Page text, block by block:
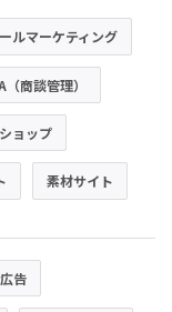
ルマーケティング
（商談管理）
ョップ
素材サイト
告